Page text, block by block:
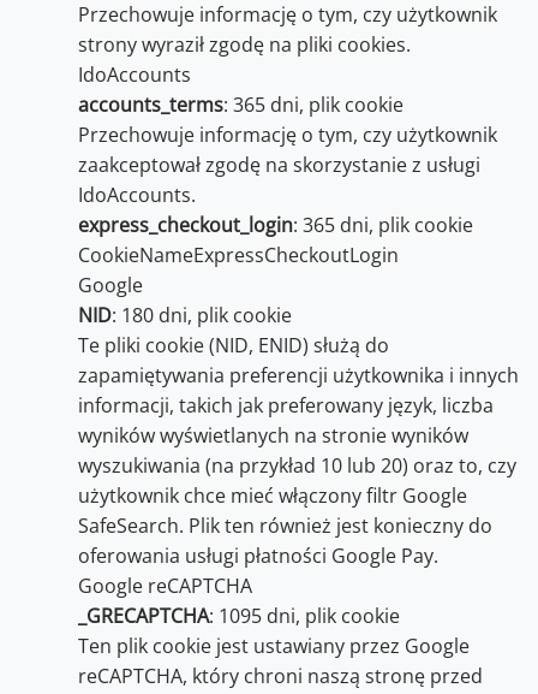
Przechowuje informację o tym, czy użytkownik
strony wyraził zgodę na pliki cookies.
IdoAccounts
accounts_terms: 365 dni, plik cookie
Przechowuje informację o tym, czy użytkownik
zaakceptował zgodę na skorzystanie z usługi
IdoAccounts.
express_checkout_login: 365 dni, plik cookie
CookieNameExpressCheckoutLogin
Google
NID: 180 dni, plik cookie
Te pliki cookie (NID, ENID) służą do
zapamiętywania preferencji użytkownika i innych
informacji, takich jak preferowany język, liczba
wyników wyświetlanych na stronie wyników
wyszukiwania (na przykład 10 lub 20) oraz to, czy
użytkownik chce mieć włączony filtr Google
SafeSearch. Plik ten również jest konieczny do
oferowania usługi płatności Google Pay.
Google reCAPTCHA
_GRECAPTCHA: 1095 dni, plik cookie
Ten plik cookie jest ustawiany przez Google
reCAPTCHA, który chroni naszą stronę przed